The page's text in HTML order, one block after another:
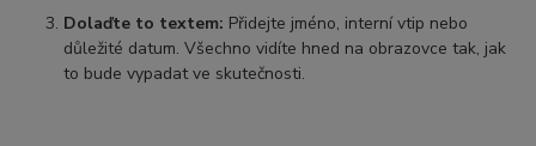
Dolaďte to textem: Přidejte jméno, interní vtip nebo
důležité datum. Všechno vidíte hned na obrazovce tak, jak
to bude vypadat ve skutečnosti.